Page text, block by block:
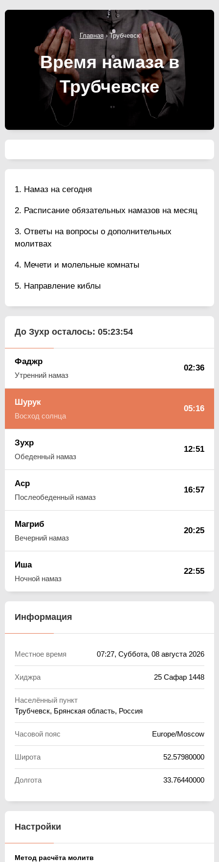
Главная›Трубчевск
Время намаза в
Трубчевске
Намаз на сегодня
Расписание обязательных намазов на месяц
Ответы на вопросы о дополнительных
молитвах
Мечети и молельные комнаты
Направление киблы
До Зухр осталось: 05:23:54
Фаджр
Утренний намаз
02:36
Шурук
Восход солнца
05:16
Зухр
Обеденный намаз
12:51
Аср
Послеобеденный намаз
16:57
Магриб
Вечерний намаз
20:25
Иша
Ночной намаз
22:55
Информация
Местное время 07:27, Суббота, 08 августа 2026
Хиджра 25 Сафар 1448
Населённый пункт
Трубчевск, Брянская область, Россия
Часовой пояс Europe/Moscow
Широта 52.57980000
Долгота 33.76440000
Настройки
Метод расчёта молитв